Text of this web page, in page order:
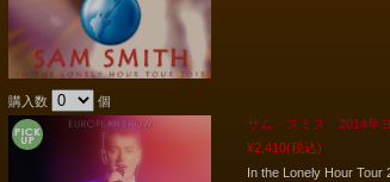
購入数
個
サム・スミス 2014年
¥2,410(税込)
In the Lonely Hour Tour